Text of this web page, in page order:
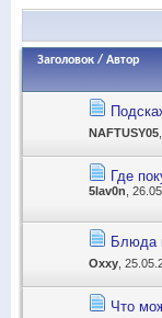
Заголовок / Автор
NAFTUSY05
Где
5lav0n,
Блюда
Oxxy ,
Что